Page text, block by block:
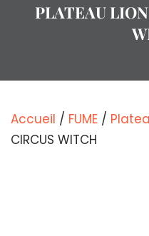
PLATEAU
Accueil / FUME /
CIRCUS WITCH